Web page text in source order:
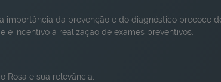
importância da prevenção e do diagnóstico precoce
e incentivo à realização de exames preventivos.
Rosa e sua relevância;